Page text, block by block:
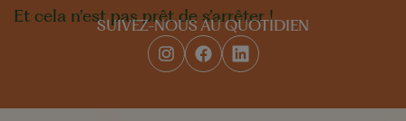
Et cela n’est pas prêt de s’arrêter !
SUIVEZ-NOUS AU QUOTIDIEN